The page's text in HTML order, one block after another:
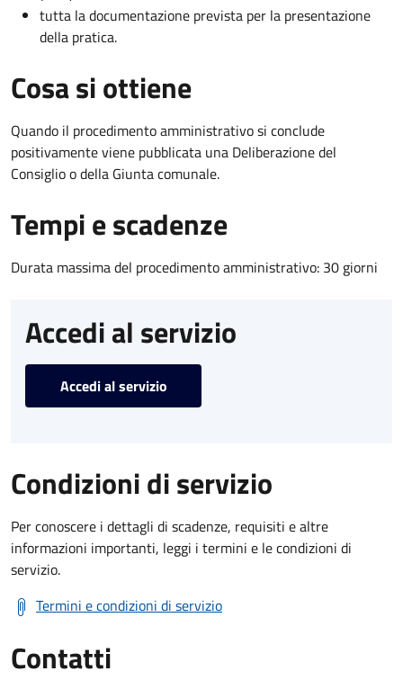
tutta la documentazione prevista per la presentazione
della pratica.
Cosa si ottiene
Quando il procedimento amministrativo si conclude
positivamente viene pubblicata una Deliberazione del
Consiglio o della Giunta comunale.
Tempi e scadenze
Durata massima del procedimento amministrativo: 30 giorni
Accedi al servizio
Accedi al servizio
Condizioni di servizio
Per conoscere i dettagli di scadenze, requisiti e altre
informazioni importanti, leggi i termini e le condizioni di
servizio.
Termini e condizioni di servizio
Contatti